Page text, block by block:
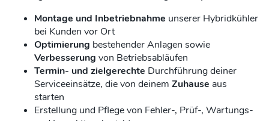
Montage und Inbetriebnahme unserer Hybridkühler
bei Kunden vor Ort
Optimierung bestehender Anlagen sowie
Verbesserung von Betriebsabläufen
Termin- und zielgerechte Durchführung deiner
Serviceeinsätze, die von deinem Zuhause aus
starten
Erstellung und Pflege von Fehler-, Prüf-, Wartungs-